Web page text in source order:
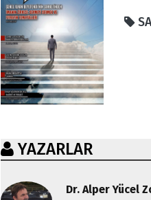
YAZARLAR
Dr. Alper Yücel